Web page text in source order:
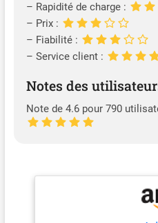
– Rapidité de charge :
– Prix :
– Fiabilité :
– Service client :
Notes des
Note de 4.6 pour 790